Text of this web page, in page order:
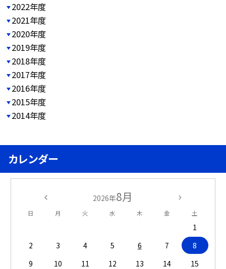
2022年度
2021年度
2020年度
2019年度
2018年度
2017年度
2016年度
2015年度
2014年度
カレンダー
2026年8月
日 月 火 水 木 金 土
1
2
3 4 5 6 7
8
9
10 11 12 13 14
15